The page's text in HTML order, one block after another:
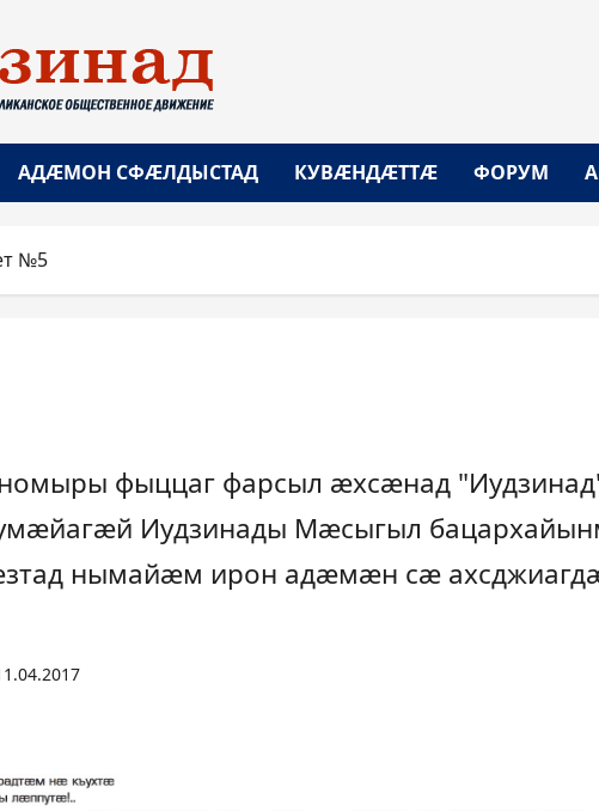
АДÆМОН СФÆЛДЫСТАД КУВÆНДÆТТÆ ФОРУМ
№5
фыццаг фарсыл æхсæнад
Иудзинады Мæсыгыл
нымайæм ирон адæмæн сæ